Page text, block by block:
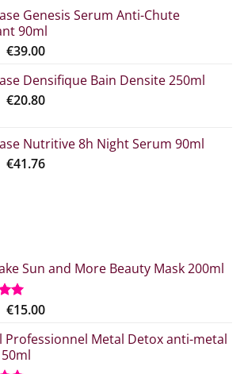
€7.00
through
€10.90
Genesis Serum Anti-Chute
90ml
Original
was:
€52.30.
€39.00Η
τιμή
είναι:
Densifique Bain Densite 250ml
Original
€26.00.
€20.80Η
είναι:
€20.80.
Nutritive 8h Night Serum 90ml
Original
€41.76Η
Sun and More Beauty Mask 200ml
Original
was:
€18.00.
€15.00Η
τιμή
Professionnel Metal Detox anti-metal